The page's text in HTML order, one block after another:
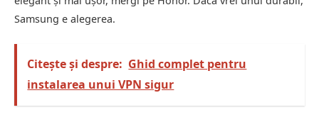
Samsung e alegerea.
Citește și despre: Ghid complet pentru
instalarea unui VPN sigur